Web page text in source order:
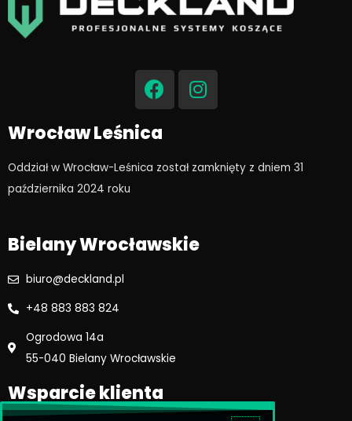
F
a
c
e
b
o
o
I
n
s
g
r
Wrocław Leśnica
Oddział w Wrocław-Leśnica został zamknięty z dniem 31
października 2024 roku​
Bielany Wrocławskie
biuro@deckland.pl
+48 883 883 824
Ogrodowa 14a
55-040 Bielany Wrocławskie
Wsparcie klienta